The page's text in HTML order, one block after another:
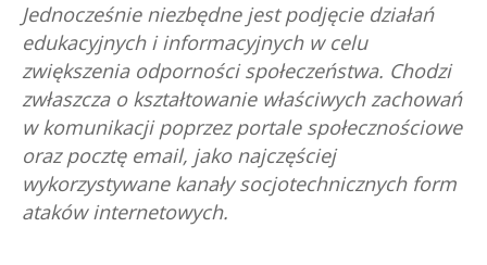
Jednocześnie niezbędne jest podjęcie działań
edukacyjnych i informacyjnych w celu
zwiększenia odporności społeczeństwa. Chodzi
zwłaszcza o kształtowanie właściwych zachowań
w komunikacji poprzez portale społecznościowe
oraz pocztę email, jako najczęściej
wykorzystywane kanały socjotechnicznych form
ataków internetowych.